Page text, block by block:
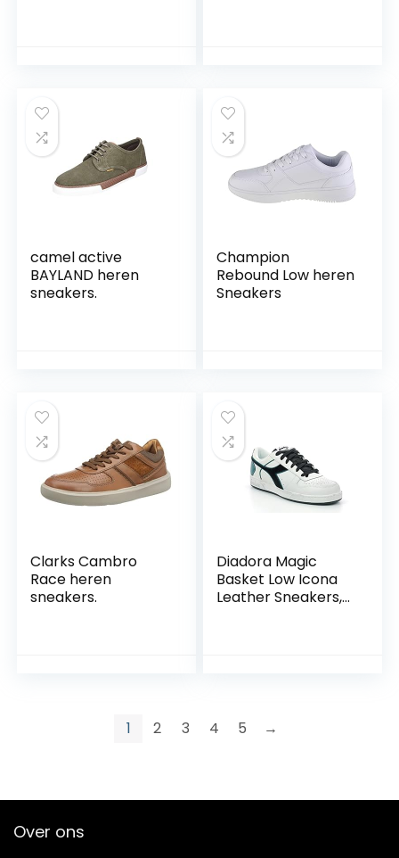
camel active
BAYLAND heren
sneakers.
Champion
Rebound Low heren
Sneakers
Clarks Cambro
Race heren
sneakers.
Diadora Magic
Basket Low Icona
Leather Sneakers,
1 2 3 4 5 →
Over ons